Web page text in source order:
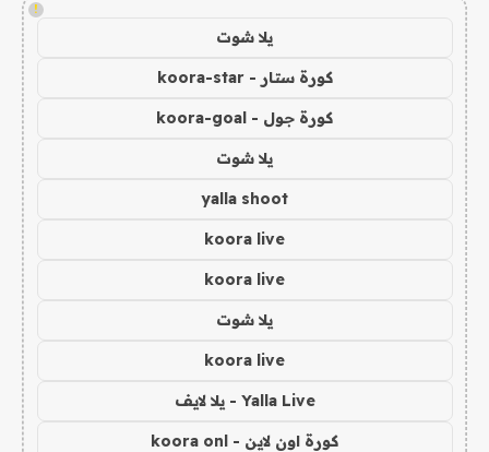
!
يلا شوت
كورة ستار - koora-star
كورة جول - koora-goal
يلا شوت
yalla shoot
koora live
koora live
يلا شوت
koora live
Yalla Live - يلا لايف
كورة اون لاين - koora onl